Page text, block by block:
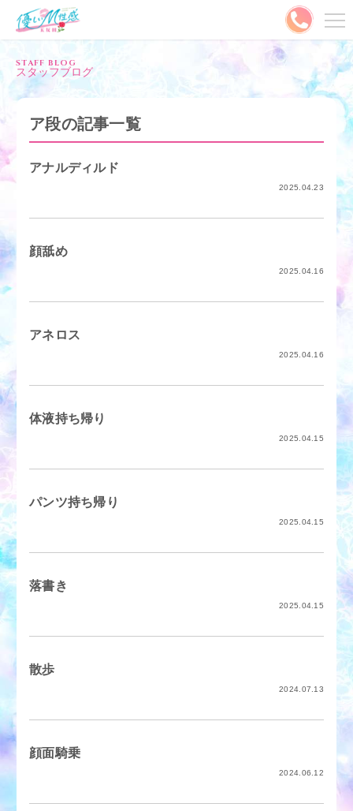
MENU
ご予約はこちら
出勤情報
STAFF BLOG
スタッフブログ
ア段の記事一覧
アナルディルド
2025.04.23
顔舐め
2025.04.16
アネロス
2025.04.16
体液持ち帰り
2025.04.15
パンツ持ち帰り
2025.04.15
落書き
2025.04.15
散歩
2024.07.13
顔面騎乗
2024.06.12